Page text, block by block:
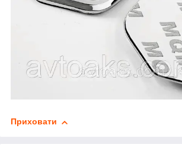
Приховати